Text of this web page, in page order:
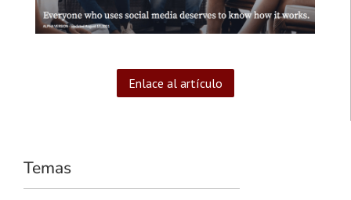
Enlace al artículo
Temas